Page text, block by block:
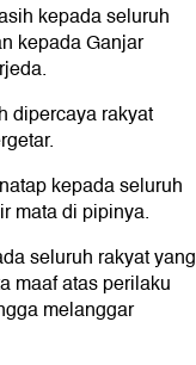
kepada seluruh
kepada Ganjar
dipercaya rakyat
kepada seluruh
mata di pipinya.
seluruh rakyat yang
maaf atas perilaku
melanggar